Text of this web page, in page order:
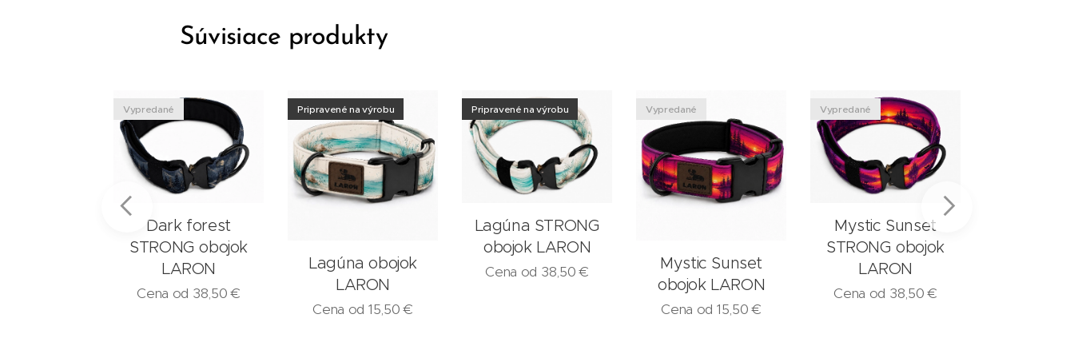
Súvisiace produkty
Dark forest
STRONG obojok
LARON
Vypredané
Cena od 38,50€
Lagúna obojok
LARON
Pripravené na výrobu
Cena od 15,50€
Lagúna STRONG
obojok LARON
Pripravené na výrobu
Cena od 38,50€
Mystic Sunset
obojok LARON
Vypredané
Cena od 15,50€
Mystic Sunset
STRONG obojok
LARON
Vypredané
Cena od 38,50€